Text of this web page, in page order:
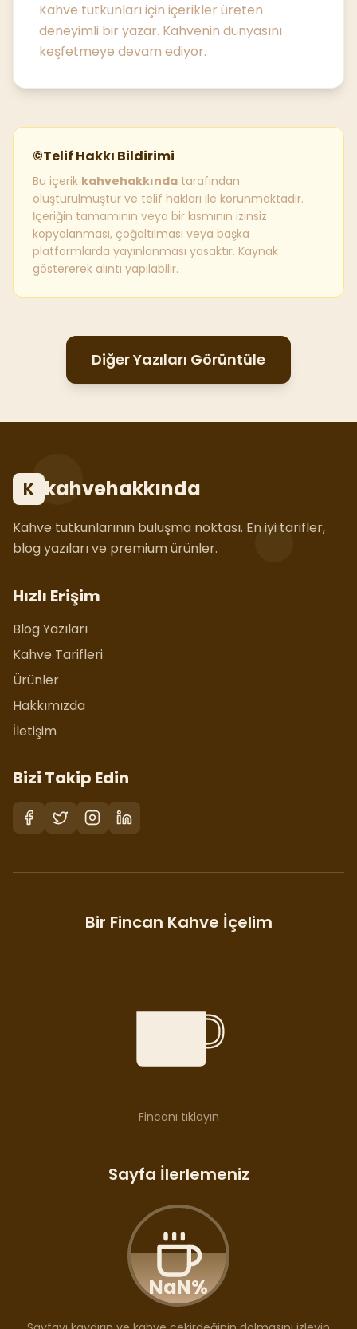
Kahve tutkunları için içerikler üreten
deneyimli bir yazar. Kahvenin dünyasını
keşfetmeye devam ediyor.
©Telif Hakkı Bildirimi
Bu içerik kahvehakkında tarafından
oluşturulmuştur ve telif hakları ile korunmaktadır.
İçeriğin tamamının veya bir kısmının izinsiz
kopyalanması, çoğaltılması veya başka
platformlarda yayınlanması yasaktır. Kaynak
göstererek alıntı yapılabilir.
Diğer Yazıları Görüntüle
K kahvehakkında
Kahve tutkunlarının buluşma noktası. En iyi tarifler,
blog yazıları ve premium ürünler.
Hızlı Erişim
Blog Yazıları
Kahve Tarifleri
Ürünler
Hakkımızda
İletişim
Bizi Takip Edin
Bir Fincan Kahve İçelim
Fincanı tıklayın
Sayfa İlerlemeniz
NaN%